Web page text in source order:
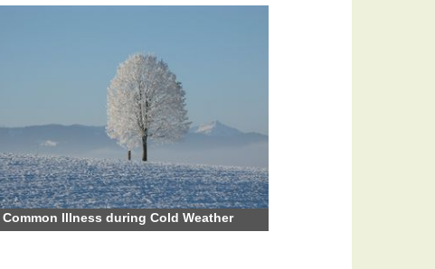
Common Illness during Cold Weather